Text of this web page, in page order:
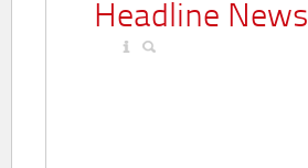
Headline News